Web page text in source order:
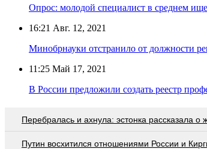
Опрос: молодой специалист в среднем
16:21 Авг. 12, 2021
Минобрнауки отстранило от должности
11:25 Май 17, 2021
В России предложили создать реестр
Перебралась и ахнула: эстонка рассказала о
Путин восхитился отношениями России и